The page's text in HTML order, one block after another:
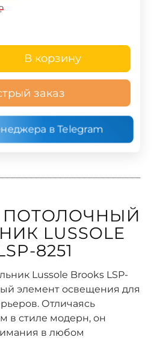
В корзину
заказ
в Telegram
ПОТОЛОЧНЫЙ
LUSSOLE
8251
Lussole Brooks LSP-
элемент освещения для
Отличаясь
в стиле модерн, он
в любом